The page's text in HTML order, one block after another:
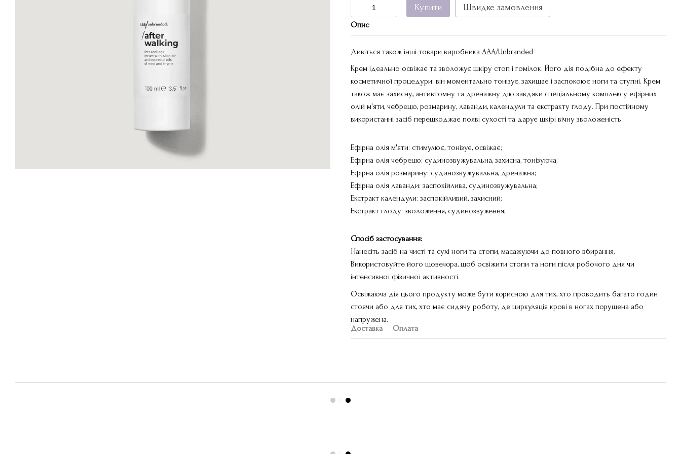
Купити Швидке замовлення
Опис
Дивіться також інші товари виробника AAA/Unbranded
Крем ідеально освіжає та зволожує шкіру стоп і гомілок. Його дія подібна до ефекту
косметичної процедури: він моментально тонізує, захищає і заспокоює ноги та ступні. Крем
також має захисну, антивтомну та дренажну дію завдяки спеціальному комплексу ефірних
олій м'яти, чебрецю, розмарину, лаванди, календули та екстракту глоду. При постійному
використанні засіб перешкоджає появі сухості та дарує шкірі вічну зволоженість.
Ефірна олія м'яти: стимулює, тонізує, освіжає;
Ефірна олія чебрецю: судинозвужувальна, захисна, тонізуюча;
Ефірна олія розмарину: судинозвужувальна, дренажна;
Ефірна олія лаванди: заспокійлива, судинозвужувальна;
Екстракт календули: заспокійливий, захисний;
Екстракт глоду: зволоження, судинозвуження;
Спосіб застосування:
Нанесіть засіб на чисті та сухі ноги та стопи, масажуючи до повного вбирання.
Використовуйте його щовечора, щоб освіжити стопи та ноги після робочого дня чи
інтенсивної фізичної активності.
Освіжаюча дія цього продукту може бути корисною для тих, хто проводить багато годин
стоячи або для тих, хто має сидячу роботу, де циркуляція крові в ногах порушена або
напружена.
Доставка
Оплата